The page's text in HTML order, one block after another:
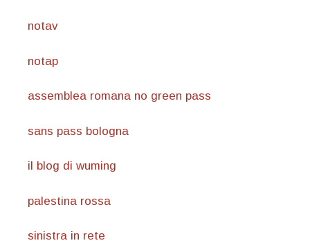
notav
notap
assemblea romana no green pass
sans pass bologna
il blog di wuming
palestina rossa
sinistra in rete